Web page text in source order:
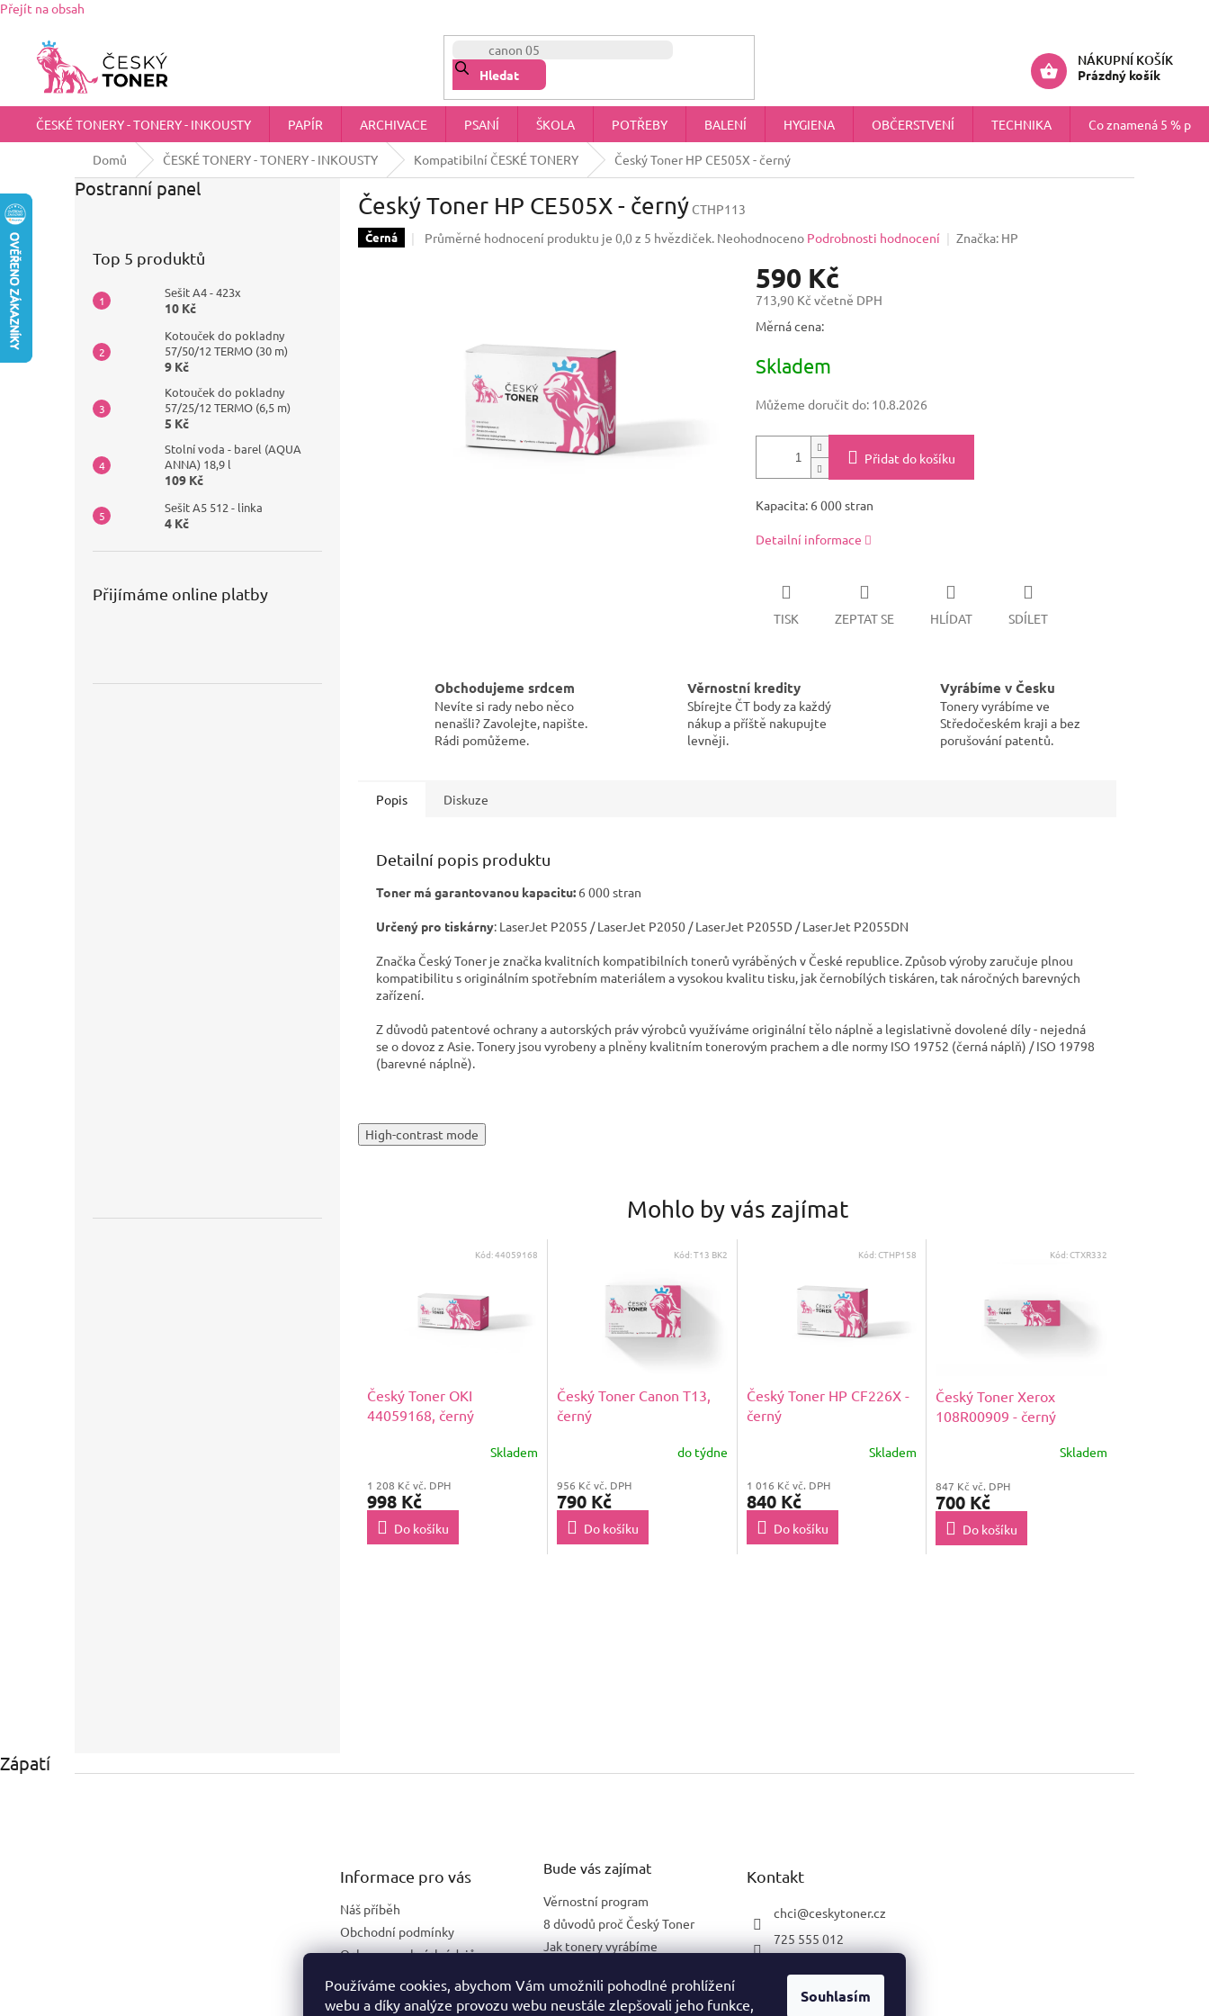
Používáme cookies, abychom Vám umožnili pohodlné prohlížení
webu a díky analýze provozu webu neustále zlepšovali jeho funkce,
Souhlasím
Přejít na obsah
chci@ceskytoner.cz
OBCHODNÍ PODMÍNKY
Hledat
NÁKUPNÍ KOŠÍK
Prázdný košík
ČESKÉ TONERY - TONERY - INKOUSTY PAPÍR ARCHIVACE PSANÍ ŠKOLA POTŘEBY BALENÍ HYGIENA OBČERSTVENÍ TECHNIKA Co znamená 5 %
Domů ČESKÉ TONERY - TONERY - INKOUSTY Kompatibilní ČESKÉ TONERY Český Toner HP CE505X - černý
Postranní panel
Top 5 produktů
Sešit A4 - 423x
10 Kč
Kotouček do pokladny
57/50/12 TERMO (30 m)
9 Kč
Kotouček do pokladny
57/25/12 TERMO (6,5 m)
5 Kč
Stolní voda - barel (AQUA
ANNA) 18,9 l
109 Kč
Sešit A5 512 - linka
4 Kč
Přijímáme online platby
Český Toner HP CE505X - černý CTHP113
Černá Průměrné hodnocení produktu je 0,0 z 5 hvězdiček. Neohodnoceno Podrobnosti hodnocení Značka: HP
590 Kč
713,90 Kč včetně DPH
Měrná cena:
Skladem
Můžeme doručit do: 10.8.2026
Přidat do košíku
Kapacita: 6 000 stran
Detailní informace
TISK ZEPTAT SE HLÍDAT SDÍLET
Obchodujeme srdcem
Nevíte si rady nebo něco
nenašli? Zavolejte, napište.
Rádi pomůžeme.
Věrnostní kredity
Sbírejte ČT body za každý
nákup a příště nakupujte
levněji.
Vyrábíme v Česku
Tonery vyrábíme ve
Středočeském kraji a bez
porušování patentů.
Popis Diskuze
Detailní popis produktu
Toner má garantovanou kapacitu: 6 000 stran
Určený pro tiskárny: LaserJet P2055 / LaserJet P2050 / LaserJet P2055D / LaserJet P2055DN
Značka Český Toner je značka kvalitních kompatibilních tonerů vyráběných v České republice. Způsob výroby zaručuje plnou
kompatibilitu s originálním spotřebním materiálem a vysokou kvalitu tisku, jak černobílých tiskáren, tak náročných barevných
zařízení.
Z důvodů patentové ochrany a autorských práv výrobců využíváme originální tělo náplně a legislativně dovolené díly - nejedná
se o dovoz z Asie. Tonery jsou vyrobeny a plněny kvalitním tonerovým prachem a dle normy ISO 19752 (černá náplň) / ISO 19798
(barevné náplně).
High-contrast mode
Mohlo by vás zajímat
Český Toner OKI
44059168, černý
Skladem
1 208 Kč vč. DPH
998 Kč
Do košíku
Kód:44059168
Český Toner Canon T13,
černý
do týdne
956 Kč vč. DPH
790 Kč
Do košíku
Kód:T13 BK2
Český Toner HP CF226X -
černý
Skladem
1 016 Kč vč. DPH
840 Kč
Do košíku
Kód:CTHP158
Český Toner Xerox
108R00909 - černý
Skladem
847 Kč vč. DPH
700 Kč
Do košíku
Kód:CTXR332
Zápatí
Informace pro vás
Náš příběh
Obchodní podmínky
Ochrana osobních údajů
Náhradní plnění pro firmy
Bude vás zajímat
Věrnostní program
8 důvodů proč Český Toner
Jak tonery vyrábíme
Kontakt
chci@ceskytoner.cz
725 555 012